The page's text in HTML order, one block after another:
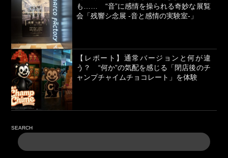
も…… “音”に感情を操られる奇妙な展覧
会「残響シ念展 -⾳と感情の実験室-」
【レポート】通常バージョンと何が違
う？ “何か”の気配を感じる「閉店後のチ
ャンプチャイムチョコレート」を体験
SEARCH